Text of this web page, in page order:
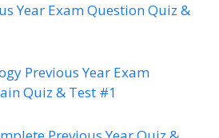
Year Exam Question Quiz &
Previous Year Exam
Quiz & Test #1